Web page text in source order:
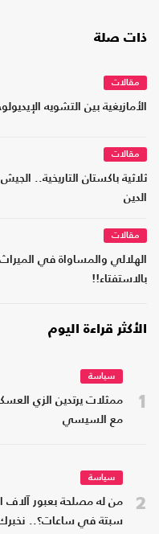
ذات صلة
مقالات
الأمازيغية بين التشويه
مقالات
ثلاثية باكستان التاريخية..
الدين
مقالات
الهلالي والمساواة في
بالاستفتاء!!
الأكثر قراءة اليوم
1
سياسة
ممثلات يرتدين الزي
مع السيسي
2
سياسة
من له مصلحة بعبور آلاف
سبتة في ساعات؟.. نخبرك